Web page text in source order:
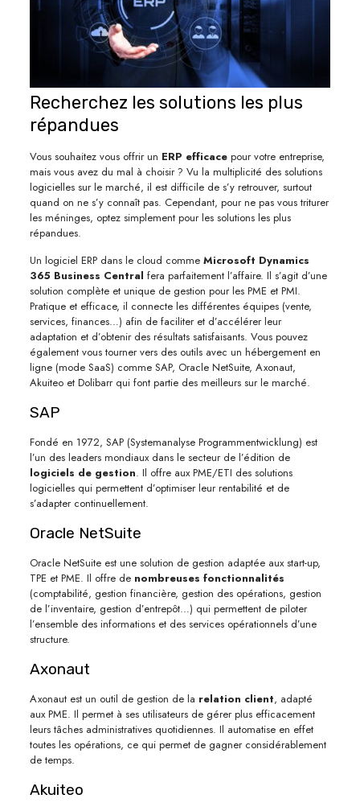
Recherchez les solutions les plus
répandues
Vous souhaitez vous offrir un ERP efficacepour votre entreprise,
mais vous avez du mal à choisir ? Vu la multiplicité des solutions
logicielles sur le marché, il est difficile de s’y retrouver, surtout
quand on ne s’y connaît pas. Cependant, pour ne pas vous triturer
les méninges, optez simplement pour les solutions les plus
répandues.
Un logiciel ERP dans le cloud comme Microsoft Dynamics
365 Business Central fera parfaitement l’affaire. Il s’agit d’une
solution complète et unique de gestion pour les PME et PMI.
Pratique et efficace, il connecte les différentes équipes (vente,
services, finances…) afin de faciliter et d’accélérer leur
adaptation et d’obtenir des résultats satisfaisants. Vous pouvez
également vous tourner vers des outils avec un hébergement en
ligne (mode SaaS) comme SAP, Oracle NetSuite, Axonaut,
Akuiteo et Dolibarr qui font partie des meilleurs sur le marché.
SAP
Fondé en 1972, SAP (Systemanalyse Programmentwicklung) est
l’un des leaders mondiaux dans le secteur de l’édition de
logiciels de gestion. Il offre aux PME/ETI des solutions
logicielles qui permettent d’optimiser leur rentabilité et de
s’adapter continuellement.
Oracle NetSuite
Oracle NetSuite est une solution de gestion adaptée aux start-up,
TPE et PME. Il offre de nombreuses fonctionnalités
(comptabilité, gestion financière, gestion des opérations, gestion
de l’inventaire, gestion d’entrepôt…) qui permettent de piloter
l’ensemble des informations et des services opérationnels d’une
structure.
Axonaut
Axonaut est un outil de gestion de la relation client, adapté
aux PME. Il permet à ses utilisateurs de gérer plus efficacement
leurs tâches administratives quotidiennes. Il automatise en effet
toutes les opérations, ce qui permet de gagner considérablement
de temps.
Akuiteo